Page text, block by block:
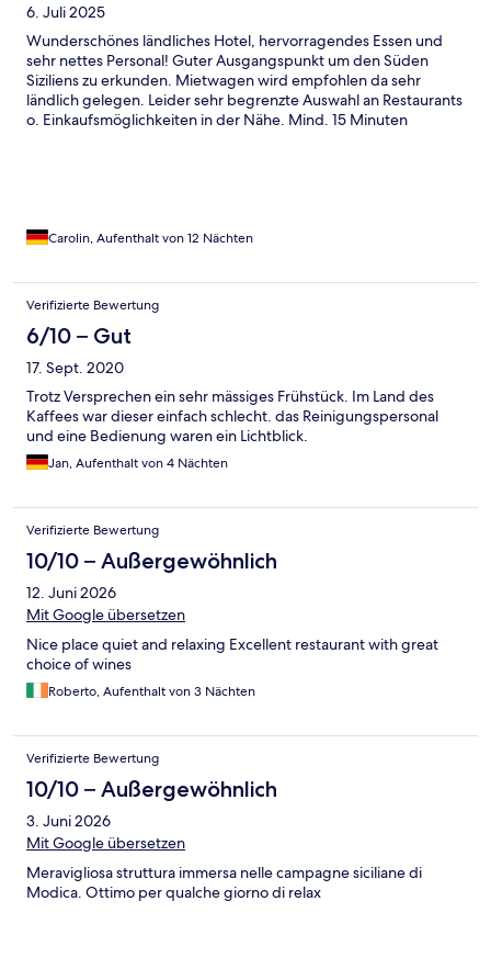
6. Juli 2025
Wunderschönes ländliches Hotel, hervorragendes Essen und
sehr nettes Personal! Guter Ausgangspunkt um den Süden
Siziliens zu erkunden. Mietwagen wird empfohlen da sehr
ländlich gelegen. Leider sehr begrenzte Auswahl an Restaurants
o. Einkaufsmöglichkeiten in der Nähe. Mind. 15 Minuten
Carolin, Aufenthalt von 12 Nächten
Verifizierte Bewertung
6/10 – Gut
17. Sept. 2020
Trotz Versprechen ein sehr mässiges Frühstück. Im Land des
Kaffees war dieser einfach schlecht. das Reinigungspersonal
und eine Bedienung waren ein Lichtblick.
Jan, Aufenthalt von 4 Nächten
Verifizierte Bewertung
10/10 – Außergewöhnlich
12. Juni 2026
Mit Google übersetzen
Nice place quiet and relaxing Excellent restaurant with great
choice of wines
Roberto, Aufenthalt von 3 Nächten
Verifizierte Bewertung
10/10 – Außergewöhnlich
3. Juni 2026
Mit Google übersetzen
Meravigliosa struttura immersa nelle campagne siciliane di
Modica. Ottimo per qualche giorno di relax